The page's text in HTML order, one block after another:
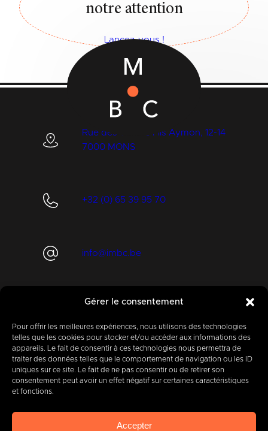
Gérer le consentement
Pour offrir les meilleures expériences, nous utilisons des technologies
telles que les cookies pour stocker et/ou accéder aux informations des
appareils. Le fait de consentir à ces technologies nous permettra de
traiter des données telles que le comportement de navigation ou les ID
uniques sur ce site. Le fait de ne pas consentir ou de retirer son
consentement peut avoir un effet négatif sur certaines caractéristiques
et fonctions.
Accepter
notre attention
Lancez-vous !
Rue des Quatre Fils Aymon, 12-14
7000 MONS
+32 (0) 65 39 95 70
info@imbc.be
400entreprises.
IMBCLégalCookiesVie privée